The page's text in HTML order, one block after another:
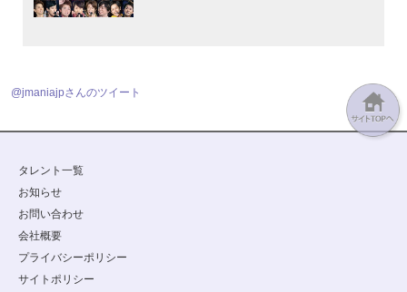
@jmaniajpさんのツイート
タレント一覧
お知らせ
お問い合わせ
会社概要
プライバシーポリシー
サイトポリシー